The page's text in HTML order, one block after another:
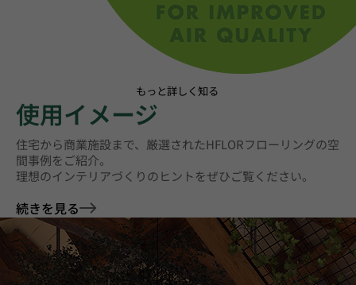
もっと詳しく知る
使用イメージ
住宅から商業施設まで、厳選されたHFLORフローリングの空
間事例をご紹介。
理想のインテリアづくりのヒントをぜひご覧ください。
続きを見る